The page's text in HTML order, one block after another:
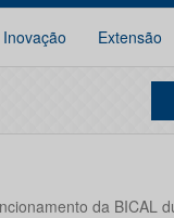
Extensão
da BICAL